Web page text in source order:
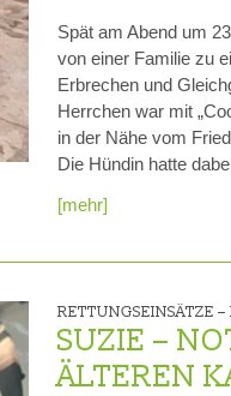
Spät am Abend um
von einer Familie zu
Erbrechen und
Herrchen war mit
in der Nähe vom
Die Hündin hatte
[mehr]
RETTUNGSEINSÄTZE –
SUZIE –
ÄLTEREN